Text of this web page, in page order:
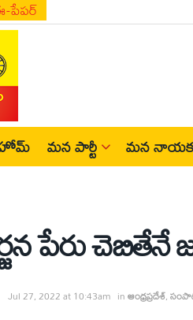
పేపర్
మన పార్టీ మన
పేరు చెబితేనే
Jul 27, 2022 at 10:43am inఆంధ్రప్రదేశ్,